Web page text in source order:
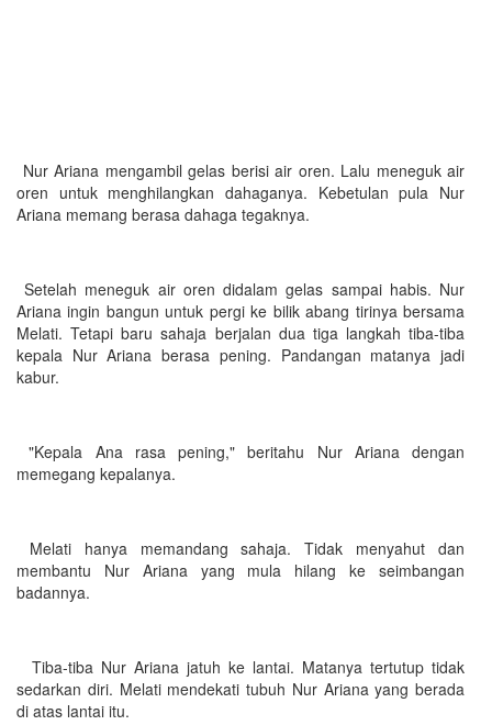
Nur Ariana mengambil gelas berisi air oren. Lalu meneguk air
oren untuk menghilangkan dahaganya. Kebetulan pula Nur
Ariana memang berasa dahaga tegaknya.
Setelah meneguk air oren didalam gelas sampai habis. Nur
Ariana ingin bangun untuk pergi ke bilik abang tirinya bersama
Melati. Tetapi baru sahaja berjalan dua tiga langkah tiba-tiba
kepala Nur Ariana berasa pening. Pandangan matanya jadi
kabur.
"Kepala Ana rasa pening," beritahu Nur Ariana dengan
memegang kepalanya.
Melati hanya memandang sahaja. Tidak menyahut dan
membantu Nur Ariana yang mula hilang ke seimbangan
badannya.
Tiba-tiba Nur Ariana jatuh ke lantai. Matanya tertutup tidak
sedarkan diri. Melati mendekati tubuh Nur Ariana yang berada
di atas lantai itu.